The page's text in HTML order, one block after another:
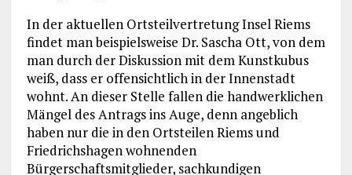
In der aktuellen Ortsteilvertretung Insel Riems
findet man beispielsweise Dr. Sascha Ott, von dem
man durch der Diskussion mit dem Kunstkubus
weiß, dass er offensichtlich in der Innenstadt
wohnt. An dieser Stelle fallen die handwerklichen
Mängel des Antrags ins Auge, denn angeblich
haben nur die in den Ortsteilen Riems und
Friedrichshagen wohnenden
Bürgerschaftsmitglieder, sachkundigen